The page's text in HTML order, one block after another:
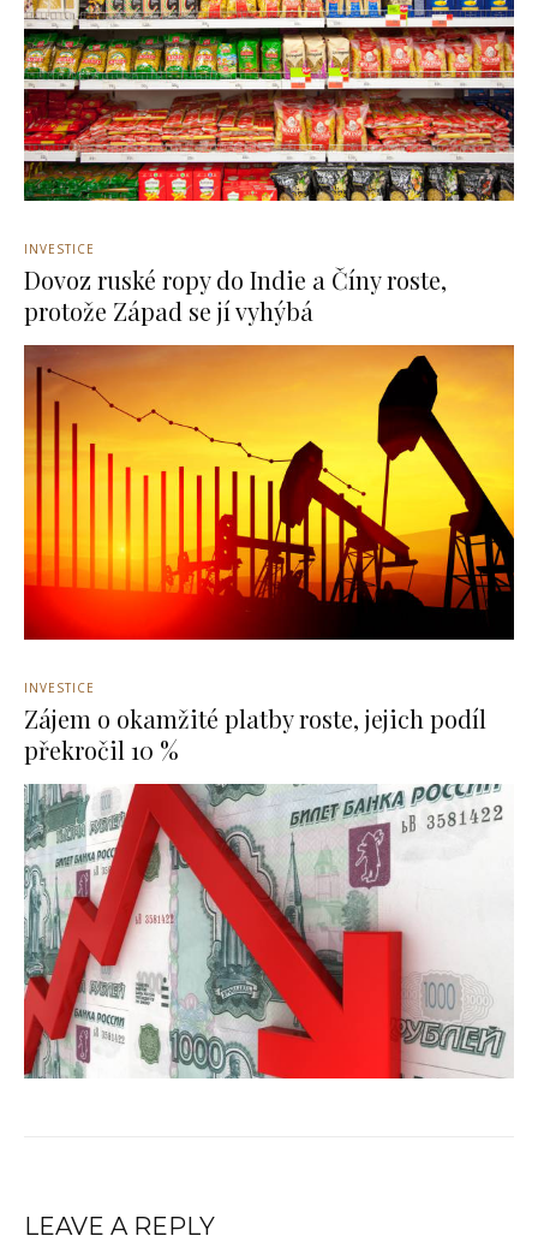
INVESTICE
Dovoz ruské ropy do Indie a Číny roste,
protože Západ se jí vyhýbá
INVESTICE
Zájem o okamžité platby roste, jejich podíl
překročil 10 %
LEAVE A REPLY